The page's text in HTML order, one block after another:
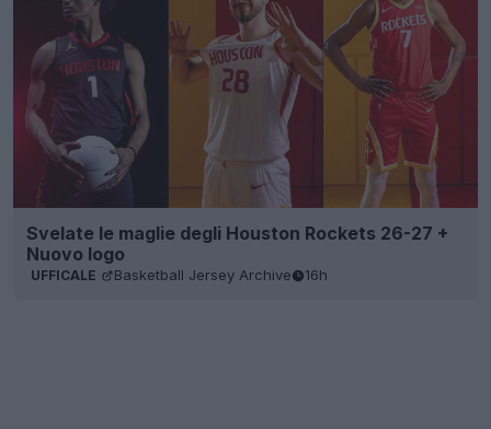
Svelate le maglie degli Houston Rockets 26-27 +
Nuovo logo
UFFICALE Basketball Jersey Archive 16h